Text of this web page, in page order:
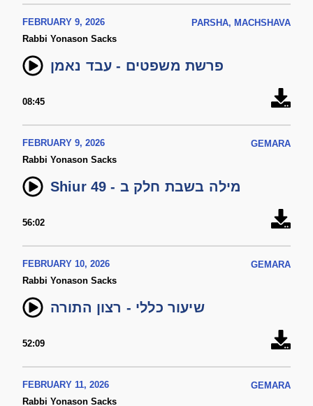
FEBRUARY 9, 2026
PARSHA, MACHSHAVA
Rabbi Yonason Sacks
פרשת משפטים - עבד נאמן
08:45
FEBRUARY 9, 2026
GEMARA
Rabbi Yonason Sacks
Shiur 49 - מילה בשבת חלק ב
56:02
FEBRUARY 10, 2026
GEMARA
Rabbi Yonason Sacks
שיעור כללי - רצון התורה
52:09
FEBRUARY 11, 2026
GEMARA
Rabbi Yonason Sacks